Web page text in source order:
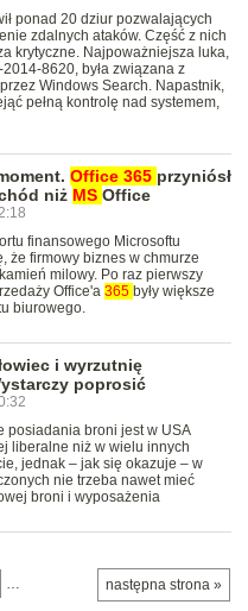
ponad 20 dziur pozwalających
zdalnych ataków. Część z nich
krytyczne. Najpoważniejsza luka,
8620, była związana z
Windows Search. Napastnik,
pełną kontrolę nad systemem,
Office 365 przyniósł
niż MS Office
finansowego Microsoftu
że firmowy biznes w chmurze
milowy. Po raz pierwszy
Office'a 365 były większe
biurowego.
i wyrzutnię
poprosić
posiadania broni jest w USA
liberalne niż w wielu innych
jednak – jak się okazuje – w
nie trzeba nawet mieć
broni i wyposażenia
następna strona »
…